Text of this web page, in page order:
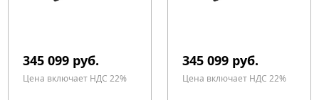
345 099 руб.
Цена включает НДС 22%
345 099 руб.
Цена включает НДС 22%